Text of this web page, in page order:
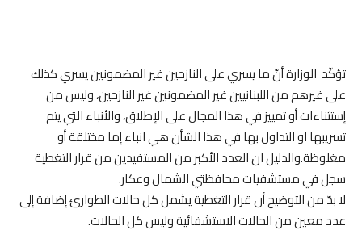
تؤكّد الوزارة أنّ ما يسري على النازحين غير المضمونين يسري كذلك
على غيرهم من اللبنانيين غير المضمونين غير النازحين، وليس من
إستثناءات أو تمييز في هذا المجال على الإطلاق، والأنباء التي يتم
تسريبها او التداول بها في هذا الشأن هي انباء إما مختلقة أو
مغلوظة.والدليل ان العدد الأكبر من المستفيدين من قرار التغطية
سجل في مستشفيات محافظتي الشمال وعكار.
لا بدّ من التوضيح أن قرار التغطية يشمل كل حالات الطوارئ إضافة إلى
عدد معين من الحالات الاستشفائية وليس كل الحالات.